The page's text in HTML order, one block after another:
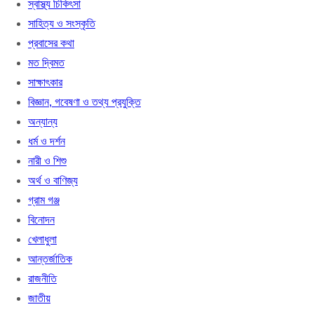
স্বাস্থ্য চিকিৎসা
সাহিত্য ও সংস্কৃতি
প্রবাসের কথা
মত দ্বিমত
সাক্ষাৎকার
বিজ্ঞান, গবেষণা ও তথ্য প্রযুক্তি
অন্যান্য
ধর্ম ও দর্শন
নারী ও শিশু
অর্থ ও বাণিজ্য
গ্রাম গঞ্জ
বিনোদন
খেলাধুলা
আন্তর্জাতিক
রাজনীতি
জাতীয়